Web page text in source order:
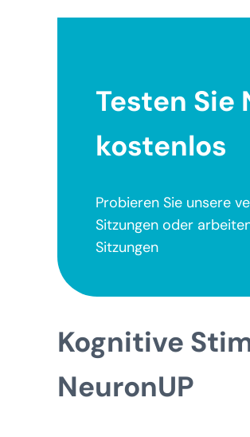
Testen Sie
kostenlos
Probieren Sie unsere
Sitzungen oder
Sitzungen
Kognitive
NeuronUP